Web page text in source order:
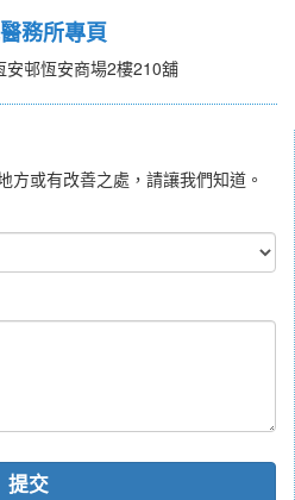
務所專頁
安邨恆安商場2樓210舖
方或有改善之處，請讓我們知道。
提交